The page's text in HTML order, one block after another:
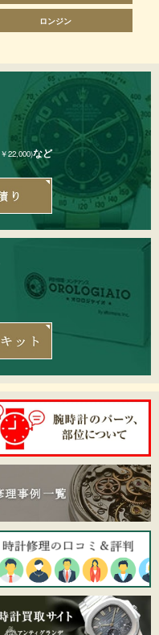
ロンジン
22,000)など